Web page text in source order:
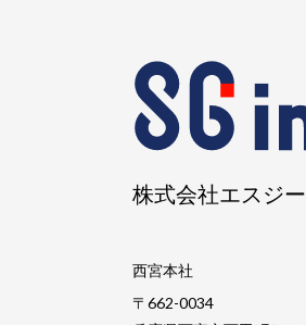
株式会社エスジー
西宮本社
〒662-0034